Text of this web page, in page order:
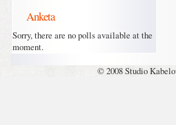
Anketa
Sorry, there are no polls available at the
moment.
© 2008 Studio